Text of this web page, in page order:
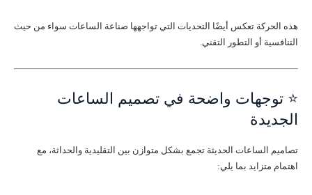
هذه الحركة تعكس أيضًا التحديات التي تواجهها صناعة الساعات سواء من حيث
التنافسية أو التطور التقني.
⭐ توجهات واضحة في تصميم الساعات
الجديدة
تصاميم الساعات الحديثة تجمع بشكل متوازن بين التقليدية والحداثة، مع
اهتمام متزايد بما يلي: